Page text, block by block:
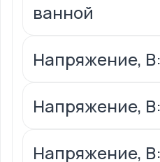
ванной
Напряжение,
Напряжение,
Напряжение,